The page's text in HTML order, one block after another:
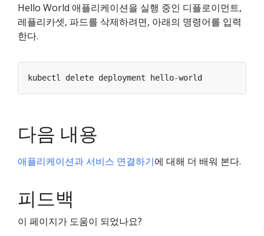
Hello World 애플리케이션을 실행 중인 디플로이먼트,
레플리카셋, 파드를 삭제하려면, 아래의 명령어를 입력
한다.
다음 내용
애플리케이션과 서비스 연결하기에 대해 더 배워 본다.
피드백
이 페이지가 도움이 되었나요?